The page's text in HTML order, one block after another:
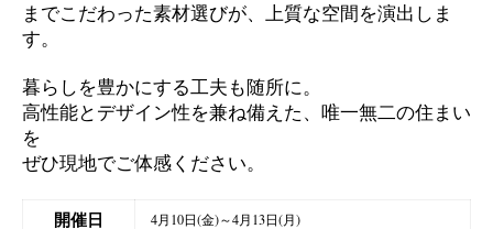
までこだわった素材選びが、上質な空間を演出しま
す。
暮らしを豊かにする工夫も随所に。
高性能とデザイン性を兼ね備えた、唯一無二の住まい
を
ぜひ現地でご体感ください。
開催日 4月10日(金)～4月13日(月)